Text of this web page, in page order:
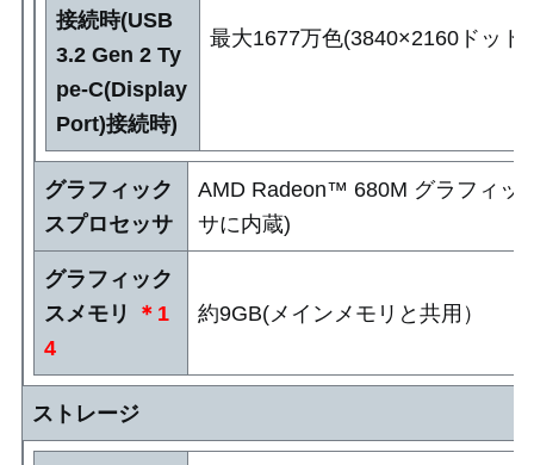
接続時(USB
3.2 Gen 2 Ty
pe-C(Display
Port)接続時)
最大1677万色(3840×2160ドッ
グラフィック
スプロセッサ
AMD Radeon™ 680M グラフィッ
サに内蔵)
グラフィック
スメモリ
＊1
4
約9GB(メインメモリと共用）
ストレージ